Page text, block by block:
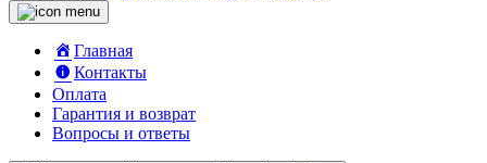
Главная
Контакты
Оплата
Гарантия и возврат
Вопросы и ответы